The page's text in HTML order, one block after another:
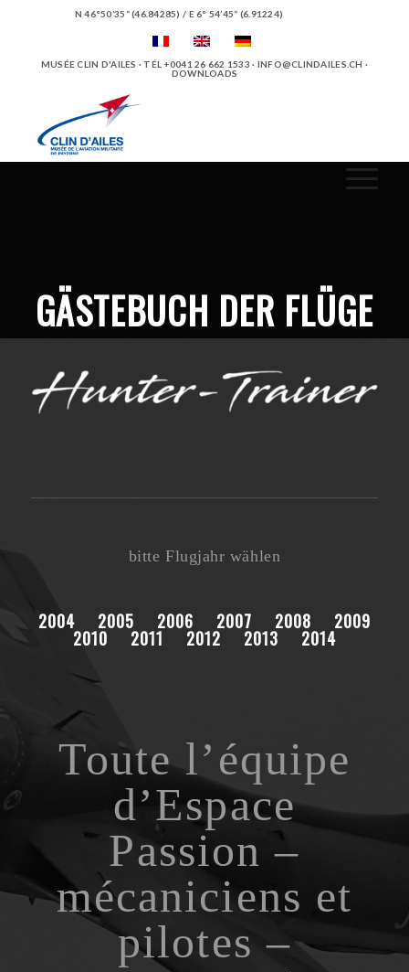
N 46°50’35“ (46.84285) / E 6° 54’45“ (6.91224)
MUSÉE CLIN D'AILES · TÉL +0041 26 662 1533 · INFO@CLINDAILES.CH ·
DOWNLOADS
GÄSTEBUCH DER FLÜGE
bitte Flugjahr wählen
2004 2005 2006 2007 2008 2009
2010 2011 2012 2013 2014
Toute l’équipe
d’Espace
Passion –
mécaniciens et
pilotes –